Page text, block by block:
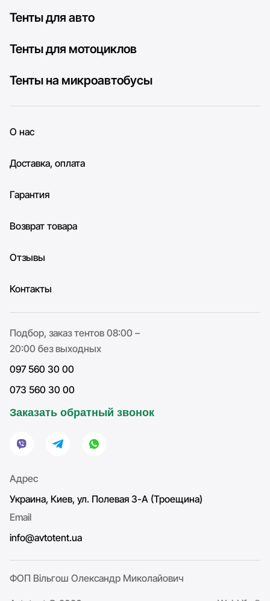
Тенты для авто
Тенты для мотоциклов
Тенты на микроавтобусы
О нас
Доставка, оплата
Гарантия
Возврат товара
Отзывы
Контакты
Подбор, заказ тентов 08:00 –
20:00 без выходных
097 560 30 00
073 560 30 00
Заказать обратный звонок
Адрес
Украина, Киев, ул. Полевая 3-А (Троещина)
Email
info@avtotent.ua
ФОП Вільгош Олександр Миколайович